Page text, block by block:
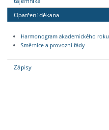
Opatření děkana
Harmonogram akademického roku
Směrnice a provozní řády
Zápisy